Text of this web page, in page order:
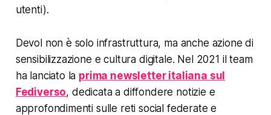
utenti).
Devol non è solo infrastruttura, ma anche azione di
sensibilizzazione e cultura digitale. Nel 2021 il team
ha lanciato la prima newsletter italiana sul
Fediverso, dedicata a diffondere notizie e
approfondimenti sulle reti social federate e